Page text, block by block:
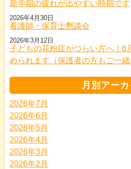
新学期の疲れが出やすい時期です
看護師・保育士懇談会
2026年4月30日
子どもの花粉症がつらい方へ｜6
められます（保護者の方もご一緒
2026年3月12日
月別アー
2026年7月
2026年6月
2026年5月
2026年4月
2026年3月
2026年2月